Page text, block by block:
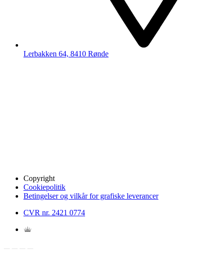
Lerbakken 64, 8410 Rønde
Copyright
Cookiepolitik
Betingelser og vilkår for grafiske leverancer
CVR nr. 2421 0774